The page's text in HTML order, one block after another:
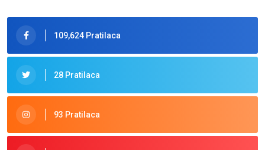
109,624 Pratilaca
28 Pratilaca
93 Pratilaca